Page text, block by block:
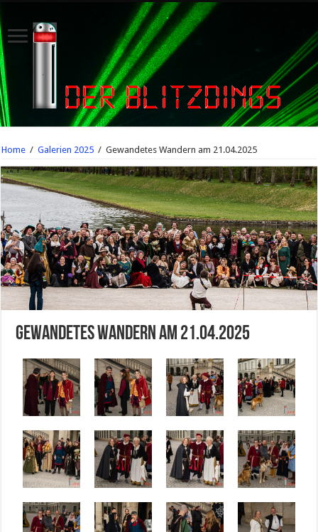
Home / Galerien 2025 / Gewandetes Wandern am 21.04.2025
Gewandetes Wandern am 21.04.2025